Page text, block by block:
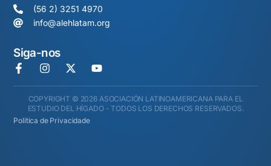
(56 2) 3251 4970
info@alehlatam.org
Siga-nos
COPYRIGHT © 2026 ASOCIACIÓN LATINOAMERICANA PARA EL
ESTUDIO DEL HÍGADO - TODOS LOS DERECHOS RESERVADOS.
Política de Privacidade